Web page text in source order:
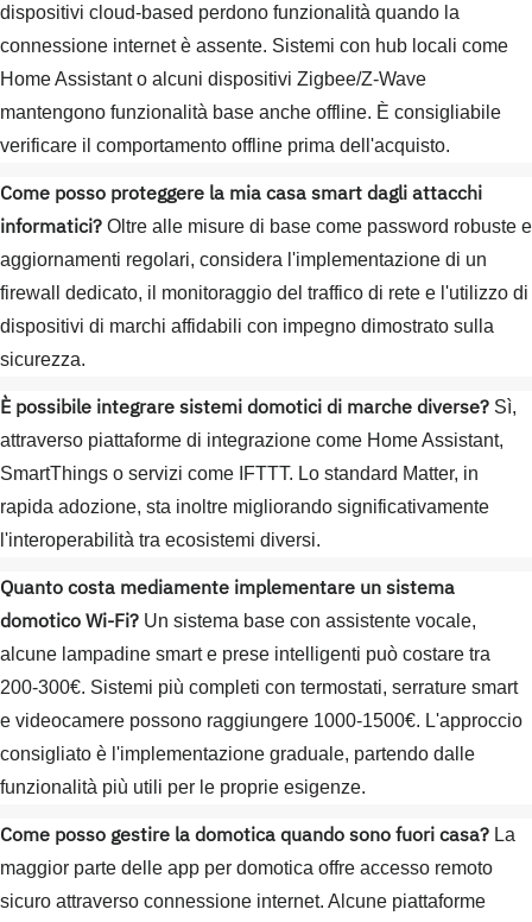
dispositivi cloud-based perdono funzionalità quando la
connessione internet è assente. Sistemi con hub locali come
Home Assistant o alcuni dispositivi Zigbee/Z-Wave
mantengono funzionalità base anche offline. È consigliabile
verificare il comportamento offline prima dell'acquisto.
Come posso proteggere la mia casa smart dagli attacchi
informatici? Oltre alle misure di base come password robuste e
aggiornamenti regolari, considera l'implementazione di un
firewall dedicato, il monitoraggio del traffico di rete e l'utilizzo di
dispositivi di marchi affidabili con impegno dimostrato sulla
sicurezza.
È possibile integrare sistemi domotici di marche diverse? Sì,
attraverso piattaforme di integrazione come Home Assistant,
SmartThings o servizi come IFTTT. Lo standard Matter, in
rapida adozione, sta inoltre migliorando significativamente
l'interoperabilità tra ecosistemi diversi.
Quanto costa mediamente implementare un sistema
domotico Wi-Fi? Un sistema base con assistente vocale,
alcune lampadine smart e prese intelligenti può costare tra
200-300€. Sistemi più completi con termostati, serrature smart
e videocamere possono raggiungere 1000-1500€. L'approccio
consigliato è l'implementazione graduale, partendo dalle
funzionalità più utili per le proprie esigenze.
Come posso gestire la domotica quando sono fuori casa? La
maggior parte delle app per domotica offre accesso remoto
sicuro attraverso connessione internet. Alcune piattaforme